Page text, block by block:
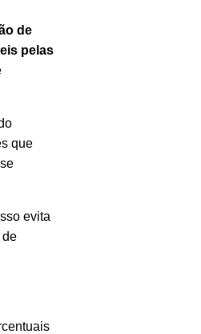
de
pelas
que
evita
de